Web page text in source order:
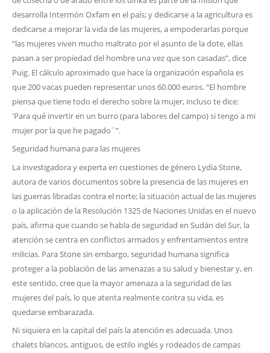
desarrolla Intermón Oxfam en el país; y dedicarse a la agricultura es
dedicarse a mejorar la vida de las mujeres, a empoderarlas porque
“las mujeres viven mucho maltrato por el asunto de la dote, ellas
pasan a ser propiedad del hombre una vez que son casadas”, dice
Puig. El cálculo aproximado que hace la organización española es
que 200 vacas pueden representar unos 60.000 euros. “El hombre
piensa que tiene todo el derecho sobre la mujer, incluso te dice:
'Para qué invertir en un burro (para labores del campo) si tengo a mi
mujer por la que he pagado´”.
Seguridad humana para las mujeres
La investigadora y experta en cuestiones de género Lydia Stone,
autora de varios documentos sobre la presencia de las mujeres en
las guerras libradas contra el norte; la situación actual de las mujeres
o la aplicación de la Resolución 1325 de Naciones Unidas en el nuevo
país, afirma que cuando se habla de seguridad en Sudán del Sur, la
atención se centra en conflictos armados y enfrentamientos entre
milicias. Para Stone sin embargo, seguridad humana significa
proteger a la población de las amenazas a su salud y bienestar y, en
este sentido, cree que la mayor amenaza a la seguridad de las
mujeres del país, lo que atenta realmente contra su vida, es
quedarse embarazada.
Ni siquiera en la capital del país la atención es adecuada. Unos
chalets blancos, antiguos, de estilo inglés y rodeados de campas